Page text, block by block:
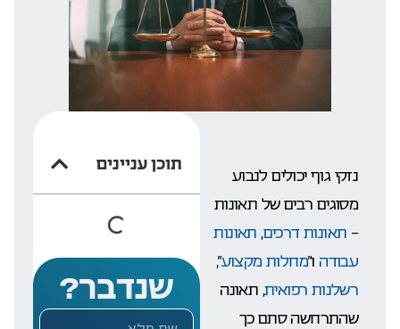
תוכן עניינים
שנדבר?
נזקי גוף יכולים לנבוע
מסוגים רבים של תאונות
– תאונות דרכים, תאונות
עבודה ו”מחלות מקצוע“,
רשלנות רפואית, תאונה
שהתרחשה סתם כך